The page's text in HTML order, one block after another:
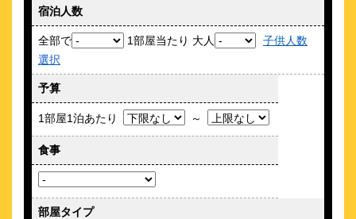
じゃらんアワード2025＆2023【朝食部門】中国・四国ブロック
1位
東横ＩＮＮ高知
とさでん停留所目の前！2026年2月に東横INNが高知に初オープ
ン！
宿泊人数
全部で 1部屋当たり 大人
子供人数
選択
予算
1部屋1泊あたり ～
食事
部屋タイプ